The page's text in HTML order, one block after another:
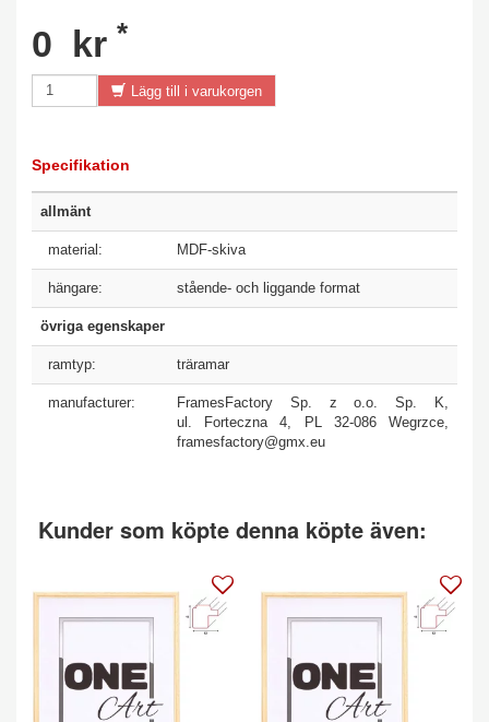
0 kr *
Lägg till i varukorgen
Specifikation
allmänt
material: MDF-skiva
hängare: stående- och liggande format
övriga egenskaper
ramtyp: träramar
manufacturer:
FramesFactory Sp. z o.o. Sp. K,
ul. Forteczna 4, PL 32-086 Wegrzce,
framesfactory@gmx.eu
Kunder som köpte denna köpte även: